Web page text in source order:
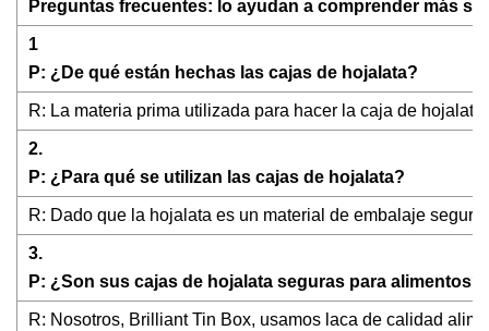
Preguntas frecuentes: lo ayudan a comprender más
1
P: ¿De qué están hechas las cajas de hojalata?
R: La materia prima utilizada para hacer la caja de
2.
P: ¿Para qué se utilizan las cajas de hojalata?
R: Dado que la hojalata es un material de embalaje
3.
P: ¿Son sus cajas de hojalata seguras para alimentos?
R: Nosotros, Brilliant Tin Box, usamos laca de calidad